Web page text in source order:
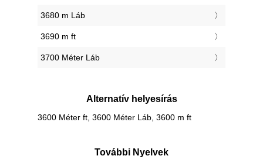
3680 m Láb
3690 m ft
3700 Méter Láb
Alternatív helyesírás
3600 Méter ft, 3600 Méter Láb, 3600 m ft
További Nyelvek